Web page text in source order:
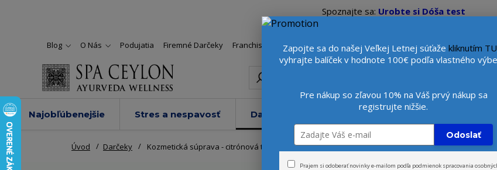
Spoznajte sa: Urobte si Dóša test
Blog O Nás Podujatia Firemné Darčeky Franchise Veľkoobchod Viac Beauty konzultantka:
Najobľúbenejšie Stres a nespavosť Darčeky Novinky Tvár
Úvod Darčeky Kozmetická súprava - citrónová tráva - PEACE
Zapojte sa do našej Veľkej Letnej súťaže kliknutím TU
vyhrajte balíček v hodnote 100€ podľa vlastného
Pre nákup so zľavou 10% na Váš prvý nákup sa
registrujte nižšie.
Odoslať
Prajem si odoberať novinky e-mailom podľa podmienok spracovania